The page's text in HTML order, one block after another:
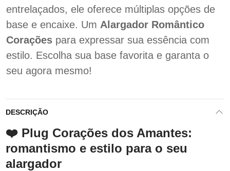
entrelaçados, ele oferece múltiplas opções de
base e encaixe. Um Alargador Romântico
Corações para expressar sua essência com
estilo. Escolha sua base favorita e garanta o
seu agora mesmo!
DESCRIÇÃO
❤️ Plug Corações dos Amantes:
romantismo e estilo para o seu
alargador